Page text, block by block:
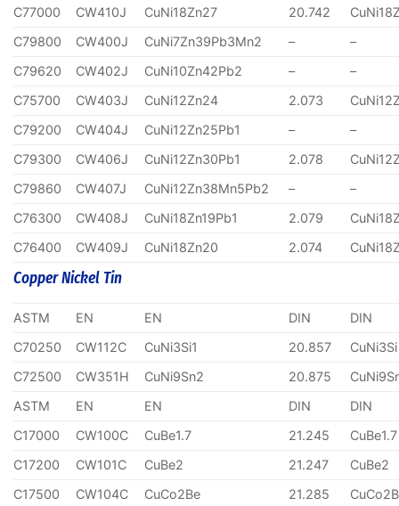
C77000
CW410J CuNi18Zn27 20.742
C79800
CW400J CuNi7Zn39Pb3Mn2 –
–
C79620
CW402J CuNi10Zn42Pb2 –
–
C75700
CW403J CuNi12Zn24 2.073
C79200
CW404J CuNi12Zn25Pb1 –
–
C79300
CW406J CuNi12Zn30Pb1 2.078
C79860
CW407J CuNi12Zn38Mn5Pb2 –
–
C76300
CW408J CuNi18Zn19Pb1 2.079
C76400
CW409J CuNi18Zn20 2.074
Copper Nickel Tin
ASTM EN EN DIN
DIN
C70250
CW112C CuNi3Si1 20.857
CuNi3Si
C72500
CW351H CuNi9Sn2 20.875
ASTM
EN EN DIN
DIN
C17000
CW100C CuBe1.7 21.245
CuBe1.7
C17200
CW101C CuBe2 21.247
CuBe2
C17500
CW104C CuCo2Be 21.285